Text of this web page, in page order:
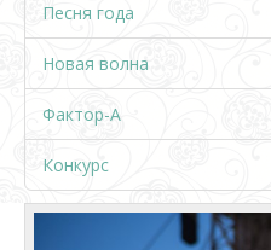
Песня года
Новая волна
Фактор-А
Конкурс